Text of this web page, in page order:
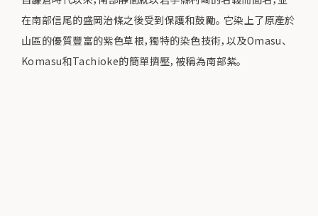
在南部信尾的盛岡治條之後受到保護和鼓勵。 它染上了原產於
山區的優質豐富的紫色草根，獨特的染色技術，以及Omasu、
Komasu和Tachioke的簡單擠壓，被稱為南部紫。